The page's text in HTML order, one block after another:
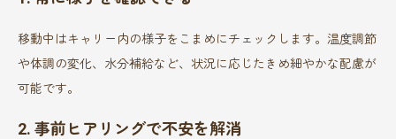
移動中はキャリー内の様子をこまめにチェックします。温度調節
や体調の変化、水分補給など、状況に応じたきめ細やかな配慮が
可能です。
2. 事前ヒアリングで不安を解消